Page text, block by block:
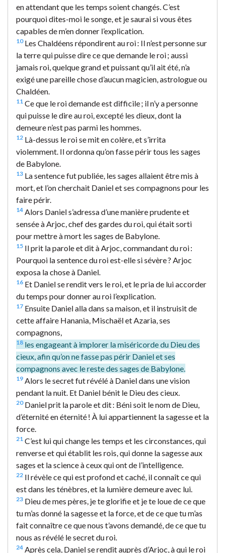
en attendant que les temps soient changés. C’est
pourquoi dites-moi le songe, et je saurai si vous êtes
capables de m’en donner l’explication.
10Les Chaldéens répondirent au roi : Il n’est personne sur
la terre qui puisse dire ce que demande le roi ; aussi
jamais roi, quelque grand et puissant qu’il ait été, n’a
exigé une pareille chose d’aucun magicien, astrologue ou
Chaldéen.
11 Ce que le roi demande est difficile ; il n’y a personne
qui puisse le dire au roi, excepté les dieux, dont la
demeure n’est pas parmi les hommes.
12 Là-dessus le roi se mit en colère, et s’irrita
violemment. Il ordonna qu’on fasse périr tous les sages
de Babylone.
13 La sentence fut publiée, les sages allaient être mis à
mort, et l’on cherchait Daniel et ses compagnons pour les
faire périr.
14 Alors Daniel s’adressa d’une manière prudente et
sensée à Arjoc, chef des gardes du roi, qui était sorti
pour mettre à mort les sages de Babylone.
15 Il prit la parole et dit à Arjoc, commandant du roi :
Pourquoi la sentence du roi est-elle si sévère ? Arjoc
exposa la chose à Daniel.
16 Et Daniel se rendit vers le roi, et le pria de lui accorder
du temps pour donner au roi l’explication.
17 Ensuite Daniel alla dans sa maison, et il instruisit de
cette affaire Hanania, Mischaël et Azaria, ses
compagnons,
18 les engageant à implorer la miséricorde du Dieu des
cieux, afin qu’on ne fasse pas périr Daniel et ses
compagnons avec le reste des sages de Babylone.
19 Alors le secret fut révélé à Daniel dans une vision
pendant la nuit. Et Daniel bénit le Dieu des cieux.
20Daniel prit la parole et dit : Béni soit le nom de Dieu,
d’éternité en éternité ! À lui appartiennent la sagesse et la
force.
21 C’est lui qui change les temps et les circonstances, qui
renverse et qui établit les rois, qui donne la sagesse aux
sages et la science à ceux qui ont de l’intelligence.
22 Il révèle ce qui est profond et caché, il connaît ce qui
est dans les ténèbres, et la lumière demeure avec lui.
23 Dieu de mes pères, je te glorifie et je te loue de ce que
tu m’as donné la sagesse et la force, et de ce que tu m’as
fait connaître ce que nous t’avons demandé, de ce que tu
nous as révélé le secret du roi.
24 Après cela, Daniel se rendit auprès d’Arjoc, à qui le roi